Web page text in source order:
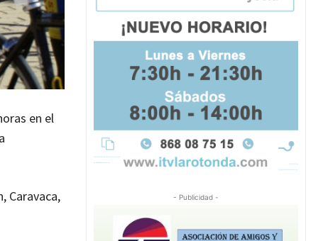
en el
Caravaca,
- Publicidad -